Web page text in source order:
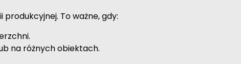
To ważne, gdy:
na różnych obiektach.